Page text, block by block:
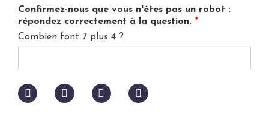
v
a
y
i
c
Confirmez-nous que vous n'êtes pas un robot :
répondez correctement à la question. *
Combien font 7 plus 4 ?